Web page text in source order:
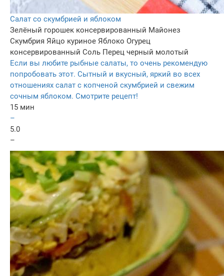
Салат со скумбрией и яблоком
Зелёный горошек консервированный Майонез
Скумбрия Яйцо куриное Яблоко Огурец
консервированный Соль Перец черный молотый
Если вы любите рыбные салаты, то очень рекомендую
попробовать этот. Сытный и вкусный, яркий во всех
отношениях салат с копченой скумбрией и свежим
сочным яблоком. Смотрите рецепт!
15 мин
–
5.0
–